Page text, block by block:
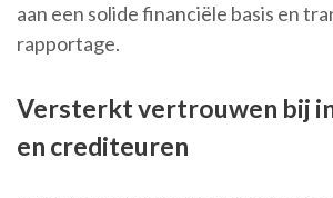
aan een solide financiële basis en
rapportage.
Versterkt vertrouwen bij
en crediteuren